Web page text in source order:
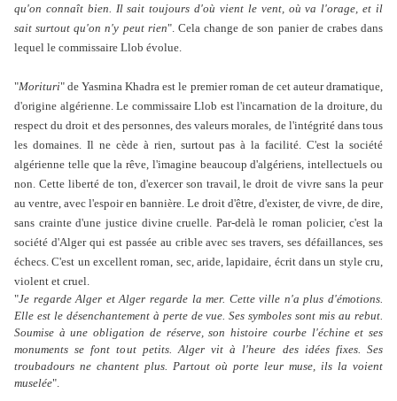
qu'on connaît bien. Il sait toujours d'où vient le vent, où va l'orage, et il
sait surtout qu'on n'y peut rien". Cela change de son panier de crabes dans
lequel le commissaire Llob évolue.
"Morituri" de Yasmina Khadra est le premier roman de cet auteur dramatique,
d'origine algérienne. Le commissaire Llob est l'incarnation de la droiture, du
respect du droit et des personnes, des valeurs morales, de l'intégrité dans tous
les domaines. Il ne cède à rien, surtout pas à la facilité. C'est la société
algérienne telle que la rêve, l'imagine beaucoup d'algériens, intellectuels ou
non. Cette liberté de ton, d'exercer son travail, le droit de vivre sans la peur
au ventre, avec l'espoir en bannière. Le droit d'être, d'exister, de vivre, de dire,
sans crainte d'une justice divine cruelle. Par-delà le roman policier, c'est la
société d'Alger qui est passée au crible avec ses travers, ses défaillances, ses
échecs. C'est un excellent roman, sec, aride, lapidaire, écrit dans un style cru,
violent et cruel.
"Je regarde Alger et Alger regarde la mer. Cette ville n'a plus d'émotions.
Elle est le désenchantement à perte de vue. Ses symboles sont mis au rebut.
Soumise à une obligation de réserve, son histoire courbe l'échine et ses
monuments se font tout petits. Alger vit à l'heure des idées fixes. Ses
troubadours ne chantent plus. Partout où porte leur muse, ils la voient
muselée".